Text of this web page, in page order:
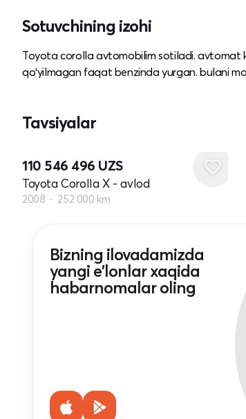
Sotuvchining izohi
Toyota corolla avtomobilim sotiladi. avtomat
qoʻyilmagan faqat benzinda yurgan. bulani
Tavsiyalar
110 546 496 UZS
Toyota Corolla X - avlod
2008 252 000 km
Bizning ilovadamizda
yangi e'lonlar xaqida
habarnomalar oling